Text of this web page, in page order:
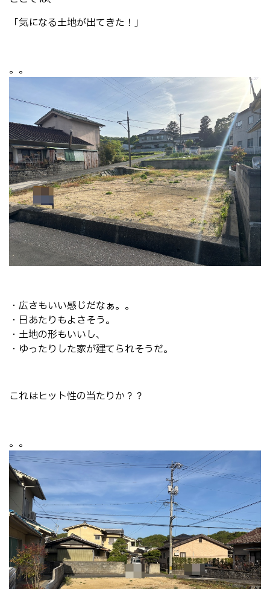
「気になる土地が出てきた！」
。。
・広さもいい感じだなぁ。。
・日あたりもよさそう。
・土地の形もいいし、
・ゆったりした家が建てられそうだ。
これはヒット性の当たりか？？
。。